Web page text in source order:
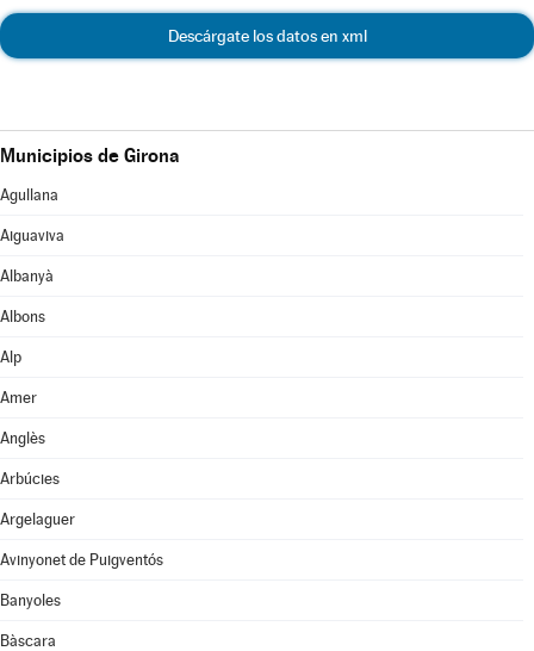
Descárgate los datos en xml
Municipios de Girona
Agullana
Aiguaviva
Albanyà
Albons
Alp
Amer
Anglès
Arbúcies
Argelaguer
Avinyonet de Puigventós
Banyoles
Bàscara